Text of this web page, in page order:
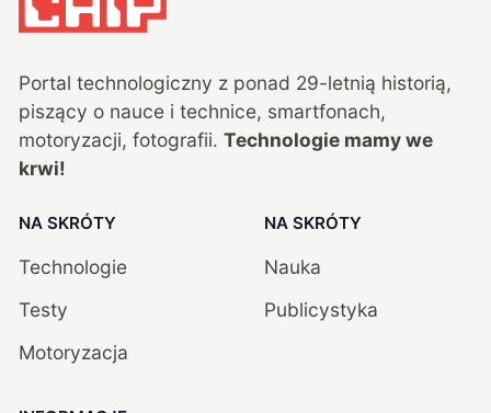
Portal technologiczny z ponad 29-letnią historią,
piszący o nauce i technice, smartfonach,
motoryzacji, fotografii. Technologie mamy we
krwi!
NA SKRÓTY
Technologie
Testy
Motoryzacja
NA SKRÓTY
Nauka
Publicystyka